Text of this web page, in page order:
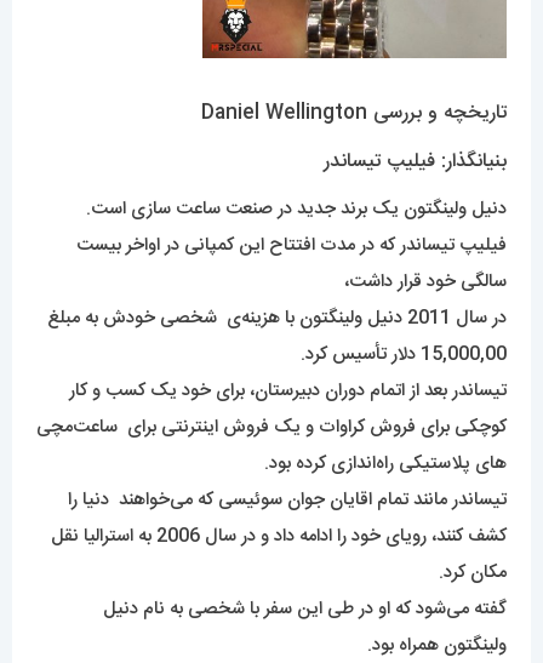
تاریخچه و بررسی Daniel Wellington
بنیانگذار: فیلیپ تیساندر
دنیل ولینگتون یک برند جدید در صنعت ساعت سازی است.
فیلیپ تیساندر که در مدت افتتاح این کمپانی در اواخر بیست
سالگی خود قرار داشت،
در سال 2011 دنیل ولینگتون با هزینه‌ی شخصی خودش به مبلغ
15,000,00 دلار تأسیس کرد.
تیساندر بعد از اتمام دوران دبیرستان، برای خود یک کسب و کار
کوچکی برای فروش کراوات و یک فروش اینترنتی برای ساعت‌مچی
های پلاستیکی راه‌اندازی کرده بود.
تیساندر مانند تمام اقایان جوان سوئیسی که می‌خواهند دنیا را
کشف کنند، رویای خود را ادامه داد و در سال 2006 به استرالیا نقل
مکان کرد.
گفته می‌شود که او در طی این سفر با شخصی به نام دنیل
ولینگتون همراه بود.